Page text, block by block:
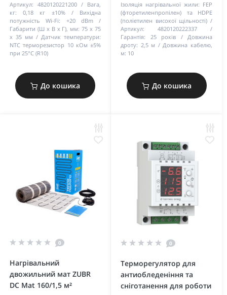
Артикул: 4820120221200
Вага,
кг:
0,18 кг ±10%
Вихідна
потужність Wi-Fi:
+20 dBm
Габарити (Ш х В х Г), мм: 75 х 75
х 35 мм
Датчик температури:
NTC терморезистор 10 кОм ±5%
при 25°С (R10)
До кошика
Ізоляція нагрівальної жили: FEP
(фторетиленпропілен) та HDPE
(поліетилен високої щільності)
Артикул:
4820120222337
Гарантія:
25 років
Довжина
дроту: 2,5 м
Довжина кабелю,
м: 10
До кошика
0
Нагрівальний
двожильний мат ZUBR
DC Mat 160/1,5 м²
0
Терморегулятор для
антиобледеніння та
сніготанення для роботи